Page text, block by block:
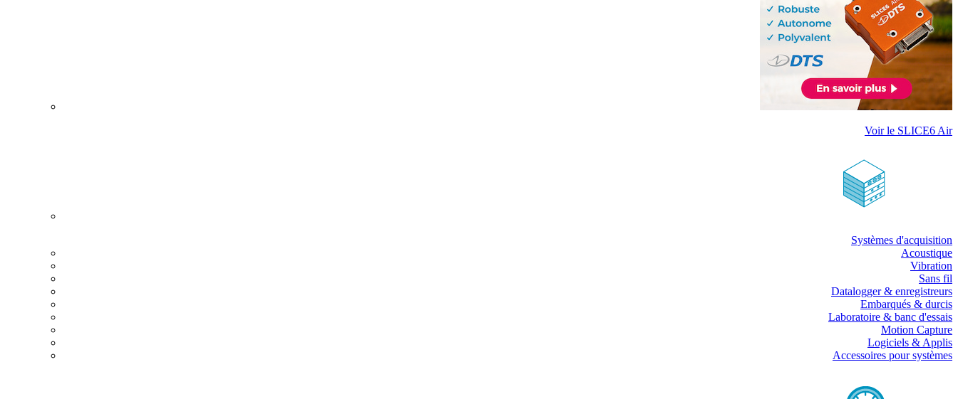
Voir le SLICE6 Air
Systèmes d'acquisition
Acoustique
Vibration
Sans fil
Datalogger & enregistreurs
Embarqués & durcis
Laboratoire & banc d'essais
Motion Capture
Logiciels & Applis
Accessoires pour systèmes